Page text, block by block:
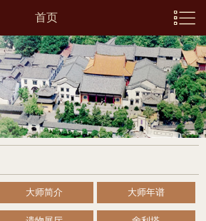
首页
大师简介 大师年谱